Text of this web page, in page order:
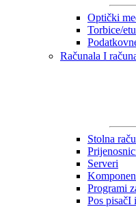
Optički
Torbice/
Računala I
Stolna
Serveri
Programi
Pos pisačI